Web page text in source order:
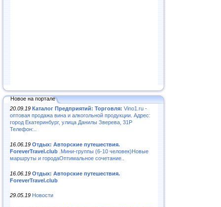
Новое на портале
20.09.19 Каталог Предприятий: Торговля: Vino1.ru -
оптовая продажа вина и алкогольной продукции. Адрес:
город Екатеринбург, улица Данилы Зверева, 31Р
Телефон:..
16.06.19 Отдых: Авторские путешествия.
ForeverTravel.club .Мини-группы (6-10 человек)Новые
маршруты и городаОптимальное сочетание..
16.06.19 Отдых: Авторские путешествия.
ForeverTravel.club
29.05.19 Новости